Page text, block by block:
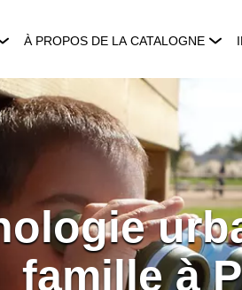
À PROPOS DE LA CATALOGNE
famille à